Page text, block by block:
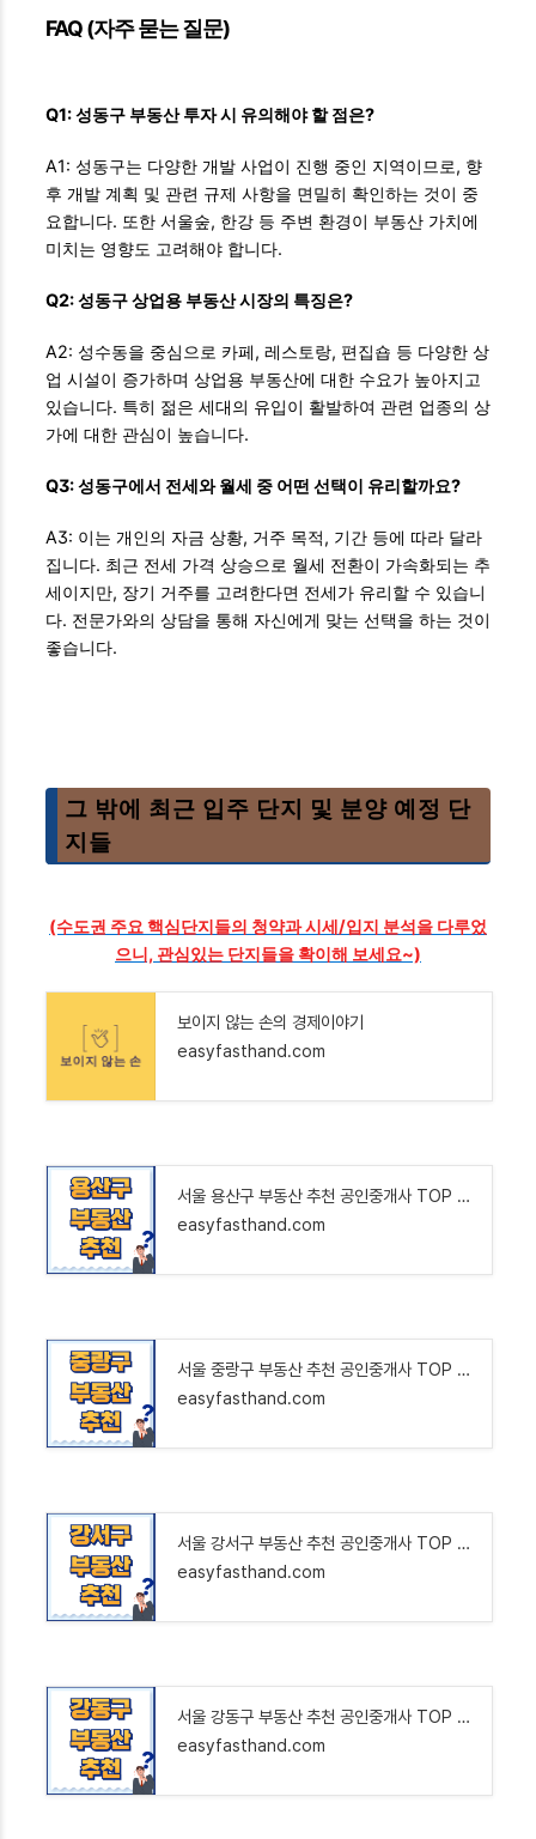
FAQ (자주 묻는 질문)
Q1: 성동구 부동산 투자 시 유의해야 할 점은?
A1: 성동구는 다양한 개발 사업이 진행 중인 지역이므로, 향
후 개발 계획 및 관련 규제 사항을 면밀히 확인하는 것이 중
요합니다. 또한 서울숲, 한강 등 주변 환경이 부동산 가치에
미치는 영향도 고려해야 합니다.
Q2: 성동구 상업용 부동산 시장의 특징은?
A2: 성수동을 중심으로 카페, 레스토랑, 편집숍 등 다양한 상
업 시설이 증가하며 상업용 부동산에 대한 수요가 높아지고
있습니다. 특히 젊은 세대의 유입이 활발하여 관련 업종의 상
가에 대한 관심이 높습니다.
Q3: 성동구에서 전세와 월세 중 어떤 선택이 유리할까요?
A3: 이는 개인의 자금 상황, 거주 목적, 기간 등에 따라 달라
집니다. 최근 전세 가격 상승으로 월세 전환이 가속화되는 추
세이지만, 장기 거주를 고려한다면 전세가 유리할 수 있습니
다. 전문가와의 상담을 통해 자신에게 맞는 선택을 하는 것이
좋습니다.
그 밖에 최근 입주 단지 및 분양 예정 단
지들
(수도권 주요 핵심단지들의 청약과 시세/입지 분석을 다루었
으니, 관심있는 단지들을 확이해 보세요~)
보이지 않는 손의 경제이야기
easyfasthand.com
서울 용산구 부동산 추천 공인중개사 TOP 6 : 아파트 오피스텔 빌라 상가 원룸 투룸 상가 매매 전
easyfasthand.com
서울 중랑구 부동산 추천 공인중개사 TOP 6 : 아파트 오피스텔 빌라 상가 원룸 투룸 상가 매매 전
easyfasthand.com
서울 강서구 부동산 추천 공인중개사 TOP 6 : 아파트 오피스텔 빌라 상가 원룸 투룸 상가 매매 전
easyfasthand.com
서울 강동구 부동산 추천 공인중개사 TOP 6 : 아파트 오피스텔 빌라 상가 원룸 투룸 상가 매매 전
easyfasthand.com